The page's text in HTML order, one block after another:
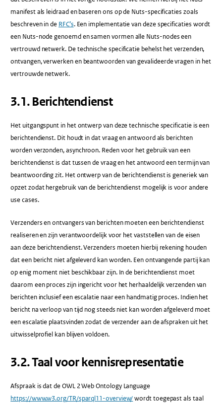
manifest als leidraad en baseren ons op de Nuts-specificaties zoals
beschreven in de RFC’s. Een implementatie van deze specificaties wordt
een Nuts-node genoemd en samen vormen alle Nuts-nodes een
vertrouwd netwerk. De technische specificatie behelst het verzenden,
ontvangen, verwerken en beantwoorden van gevalideerde vragen in het
vertrouwde netwerk.
​3.1​. Berichtendienst
Het uitgangspunt in het ontwerp van deze technische specificatie is een
berichtendienst. Dit houdt in dat vraag en antwoord als berichten
worden verzonden, asynchroon. Reden voor het gebruik van een
berichtendienst is dat tussen de vraag en het antwoord een termijn van
beantwoording zit. Het ontwerp van de berichtendienst is generiek van
opzet zodat hergebruik van de berichtendienst mogelijk is voor andere
use cases.
Verzenders en ontvangers van berichten moeten een berichtendienst
realiseren en zijn verantwoordelijk voor het vaststellen van de eisen
aan deze berichtendienst. Verzenders moeten hierbij rekening houden
dat een bericht niet afgeleverd kan worden. Een ontvangende partij kan
op enig moment niet beschikbaar zijn. In de berichtendienst moet
daarom een proces zijn ingericht voor het herhaaldelijk verzenden van
berichten inclusief een escalatie naar een handmatig proces. Indien het
bericht na verloop van tijd nog steeds niet kan worden afgeleverd moet
een escalatie plaatsvinden zodat de verzender aan de afspraken uit het
uitwisselprofiel kan blijven voldoen.
3.2.​ Taal voor kennisrepresentatie
Afspraak is dat de OWL 2 Web Ontology Language
https://www.w3.org/TR/sparql11-overview/wordt toegepast als taal